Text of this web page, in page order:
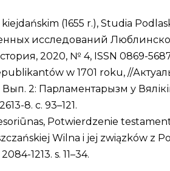
(1655 r.), Studia
исследований
2020, № 4, ISSN 0869-5687,
w 1701 roku, //
2: Парламентарызм у
8. с. 93–121.
Potwierdzenie
Wilna i jej związków z
1213. s. 11–34.